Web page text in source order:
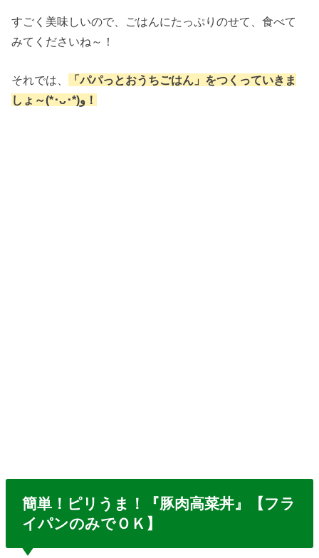
すごく美味しいので、ごはんにたっぷりのせて、食べて
みてくださいね～！
それでは、
「パパっとおうちごはん」をつくっていきま
しょ～(*･ᴗ･*)و！
簡単！ピリうま！『豚肉高菜丼』【フラ
イパンのみでＯＫ】